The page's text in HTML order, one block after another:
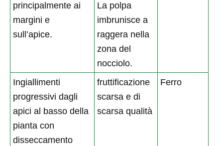
principalmente ai
margini e
sull’apice.
La polpa
imbrunisce a
raggera nella
zona del
nocciolo.
Ingiallimenti
progressivi dagli
apici al basso della
pianta con
disseccamento
fruttificazione
scarsa e di
scarsa qualità
Ferro